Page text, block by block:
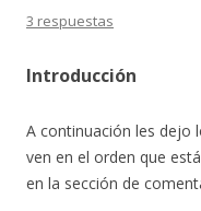
3 respuestas
Introducción
A continuación les dejo
ven en el orden que
en la sección de